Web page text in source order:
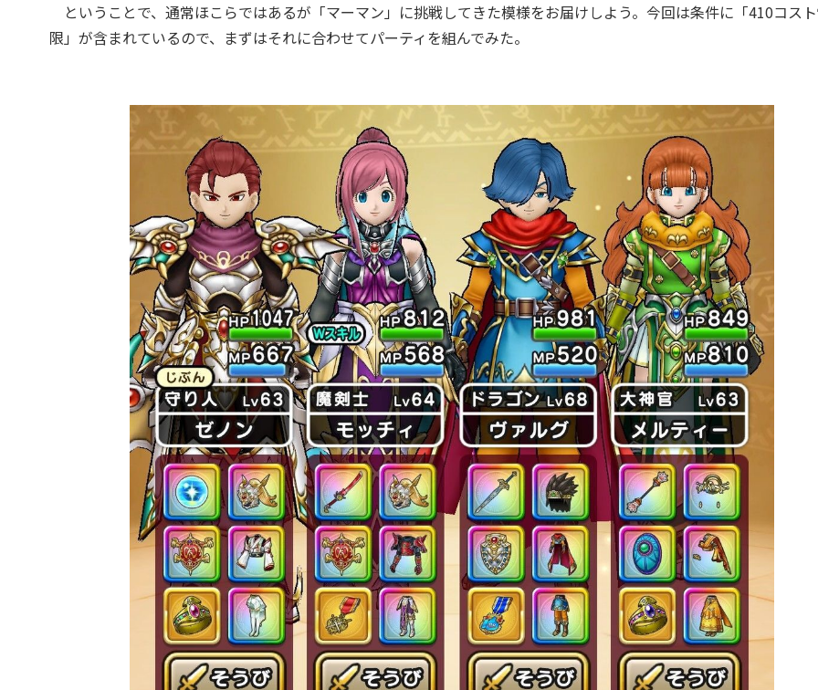
ということで、通常ほこらではあるが「マーマン」に挑戦してきた模様をお届けしよう。今回は条件に「410コス
限」が含まれているので、まずはそれに合わせてパーティを組んでみた。